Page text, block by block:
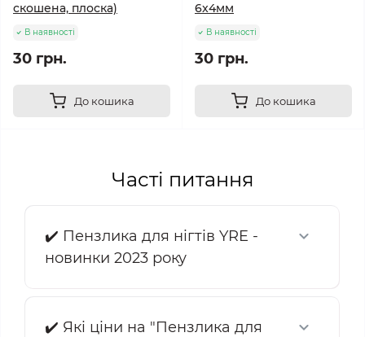
скошена, плоска)
В наявності
30 грн.
До кошика
6x4мм
В наявності
30 грн.
До кошика
Часті питання
✔️ Пензлика для нігтів YRE -
новинки 2023 року
✔️ Які ціни на "Пензлика для